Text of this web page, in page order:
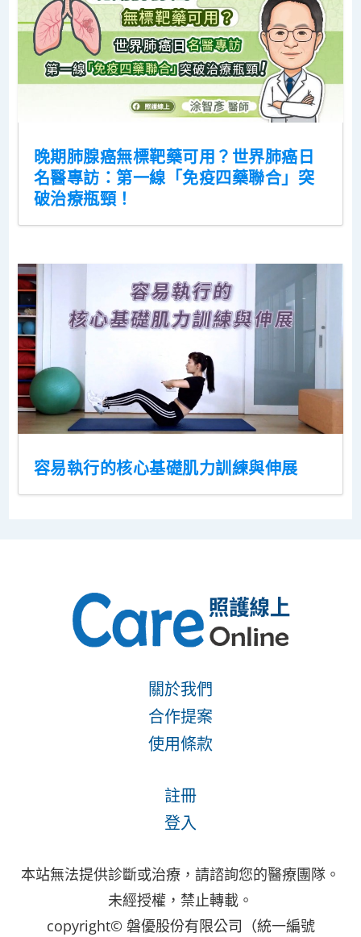
晚期肺腺癌無標靶藥可用？世界肺癌日
名醫專訪：第一線「免疫四藥聯合」突
破治療瓶頸！
容易執行的核心基礎肌力訓練與伸展
關於我們
合作提案
使用條款
註冊
登入
本站無法提供診斷或治療，請諮詢您的醫療團隊。
未經授權，禁止轉載。
copyright© 磐優股份有限公司（統一編號